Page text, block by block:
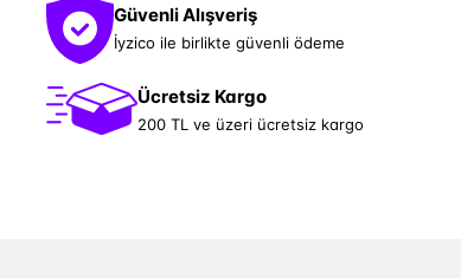
Güvenli Alışveriş
İyzico ile birlikte güvenli ödeme
Ücretsiz Kargo
200 TL ve üzeri ücretsiz kargo